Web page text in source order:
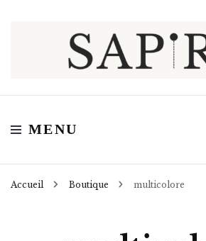
Sapire
MENU
Accueil Boutique multicolore